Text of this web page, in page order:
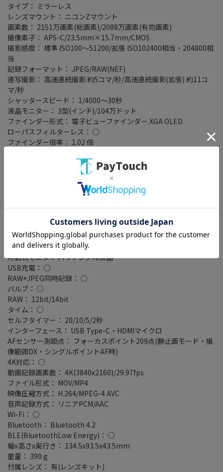
タイプ： ミラーレス
レンズマウント： ニコンZマウント
画素数： 2151万画素(総画素)/2088万画素(有効画素)
撮像素子： APS-C/23.5mm×15.7mm/CMOS
撮影感度： 標準 ISO100～51200/拡張 ISO102400相当・204800相
当
記録フォーマット： JPEG/RAW(NEF)
連写撮影： 高速連続撮影 約5コマ/秒/高速連続撮影(拡張) 約11コ
マ/秒
シャッタースピード： 1/4000～30秒
液晶モニター： 3型(インチ)/104万ドット
ファインダー形式： 電子ビューファインダー XGA OLED
ローパスフィルターレス： ○
ファインダー倍率： 1.02 倍
電池タイプ： 専用電池
専用電池型番： EN-EL25
撮影枚数： ファインダー使用時 310枚/液晶モニタ使用時 360枚
記録メディア： SDカード/SDHCカード/SDXCカード
タッチパネル： ○
タイムラプス： ○
ライブビュー： ○
可動式モニタ： バリアングル液晶
USB充電： ○
RAW+JPEG同時記録： ○
バルブ： ○
RAW： 12bit/14bit
タイム： ○
セルフタイマー： 20/10/5/2秒
インターフェース： USB Type-C・HDMIマイクロ
AFセンサー測距点： フォーカスポイント209点(静止画モード・撮
像範囲DX・シングルポイントAF時)
4K対応： ○
動画記録画素数： 4K(3840x2160)/29.97fps
ファイル形式： MOV/MP4
映像圧縮方式： H.264/MPEG-4 AVC
音声記録方式： リニアPCM/AAC
Wi-Fi： ○
Bluetooth： Bluetooth 4.2
BLE(BluetoothLow Energy)： ○
幅x高さx奥行き： 134.5x93.5x43.5mm
重量： 390 g
付属レンズ： 有(レンズキット)